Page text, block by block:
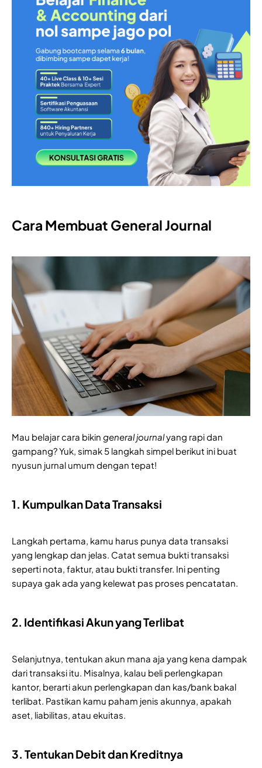
Cara Membuat General Journal
Mau belajar cara bikin general journalyang rapi dan
gampang? Yuk, simak 5 langkah simpel berikut ini buat
nyusun jurnal umum dengan tepat!
1. Kumpulkan Data Transaksi
Langkah pertama, kamu harus punya data transaksi
yang lengkap dan jelas. Catat semua bukti transaksi
seperti nota, faktur, atau bukti transfer. Ini penting
supaya gak ada yang kelewat pas proses pencatatan.
2. Identifikasi Akun yang Terlibat
Selanjutnya, tentukan akun mana aja yang kena dampak
dari transaksi itu. Misalnya, kalau beli perlengkapan
kantor, berarti akun perlengkapan dan kas/bank bakal
terlibat. Pastikan kamu paham jenis akunnya, apakah
aset, liabilitas, atau ekuitas.
3. Tentukan Debit dan Kreditnya